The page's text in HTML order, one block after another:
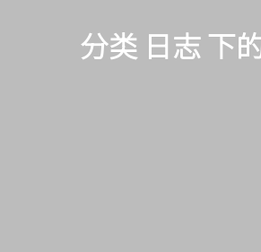
分类 日志 下